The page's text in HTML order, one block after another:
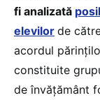
fi analizată
elevilor de
acordul
constituite
de învăţământ